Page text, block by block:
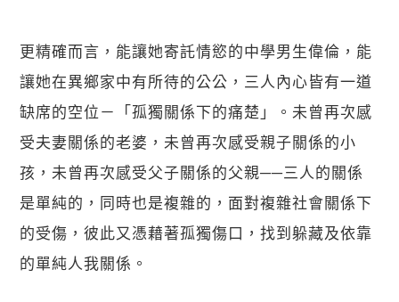
更精確而言，能讓她寄託情慾的中學男生偉倫，能
讓她在異鄉家中有所待的公公，三人內心皆有一道
缺席的空位－「孤獨關係下的痛楚」。未曾再次感
受夫妻關係的老婆，未曾再次感受親子關係的小
孩，未曾再次感受父子關係的父親──三人的關係
是單純的，同時也是複雜的，面對複雜社會關係下
的受傷，彼此又憑藉著孤獨傷口，找到躲藏及依靠
的單純人我關係。